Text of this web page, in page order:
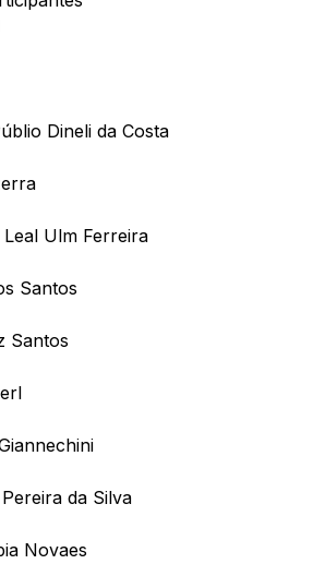
Dineli da Costa
Ulm Ferreira
Santos
Santos
da Silva
Novaes